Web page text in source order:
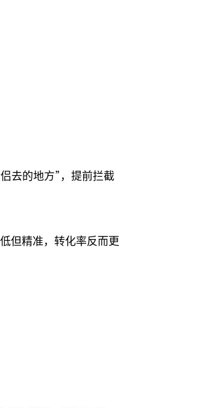
去的地方”，提前拦截
但精准，转化率反而更